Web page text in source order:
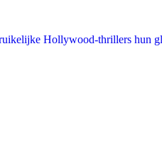
Hollywood-thrillers hun